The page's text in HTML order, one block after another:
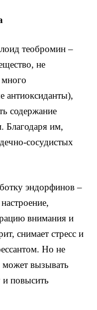
теобромин –
не
антиоксиданты),
содержание
Благодаря им,
сосудистых
эндорфинов –
внимания и
снимает стресс и
Но не
может вызывать
и повысить